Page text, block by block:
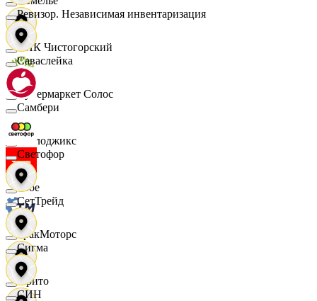
СПК Чистогорский
Супермаркет Солос
Таблоджикс
Твое
ТракМоторс
Фрито
Ревизор. Независимая инвентаризация
Саваслейка
Самбери
Светофор
СетТрейд
Сигма
СИН